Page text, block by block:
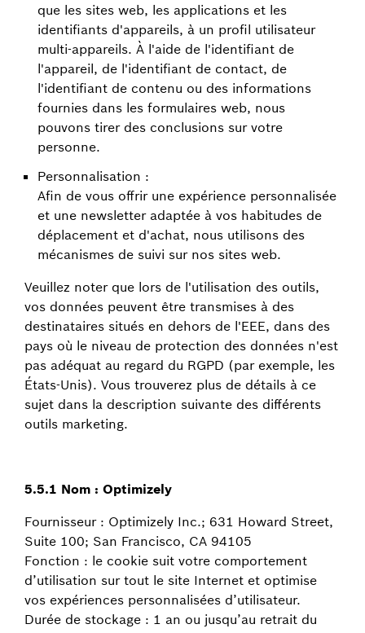
que les sites web, les applications et les
identifiants d'appareils, à un profil utilisateur
multi-appareils. À l'aide de l'identifiant de
l'appareil, de l'identifiant de contact, de
l'identifiant de contenu ou des informations
fournies dans les formulaires web, nous
pouvons tirer des conclusions sur votre
personne.
Personnalisation :
Afin de vous offrir une expérience personnalisée
et une newsletter adaptée à vos habitudes de
déplacement et d'achat, nous utilisons des
mécanismes de suivi sur nos sites web.
Veuillez noter que lors de l'utilisation des outils,
vos données peuvent être transmises à des
destinataires situés en dehors de l'EEE, dans des
pays où le niveau de protection des données n'est
pas adéquat au regard du RGPD (par exemple, les
États-Unis). Vous trouverez plus de détails à ce
sujet dans la description suivante des différents
outils marketing.
5.5.1 Nom : Optimizely
Fournisseur : Optimizely Inc.; 631 Howard Street,
Suite 100; San Francisco, CA 94105
Fonction : le cookie suit votre comportement
d’utilisation sur tout le site Internet et optimise
vos expériences personnalisées d’utilisateur.
Durée de stockage : 1 an ou jusqu’au retrait du